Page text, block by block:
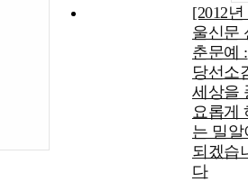
[2012년
울신문
춘문예 :
당선소
세상을
요롭게
는 밀알
되겠습
다